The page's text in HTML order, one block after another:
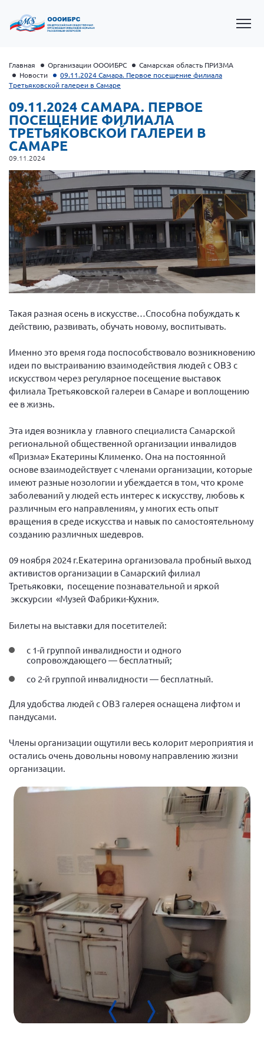
Президент Власов Я.В.
Первый вице-президент Кичигина Н. Ф.
Генеральный директор Матвиевская О.В.
Вице-президент Зрячева Н.В.
Вице-президент Шишлянников Ф.В.
Информационная служба
Отдел международных отношений
Вице-президент Черненко Д.Е.
Вице-президент Валюх М.В.
Вице-президент Чернова А.В.
Вице-президент Цикорин И.В.
Вице-президент Груба Л.В.
Конференция ОООИБРС 2026
Конференция ОООИБРС 2025
Экспертный совет ОООИБРС 2025
Конференция ОООИБРС 2024
Конференция ОООИБРС 2023
Конференция ОООИБРС 2022
Конференция ВСЭ 2021
Конференция ОООИБРС 2020
Документы съездов
Первый съезд
Второй съезд
Третий съезд
Четвертый съезд
Пятый съезд
Шестой съезд
ОФ «Фонд содействия больным рассеянным
склерозом»
Письма и официальные ответы
Нормативно-правовые документы
Методическая литература для НКО
Публичные отчеты
Исследования, аналитика, мнения
Всероссийская онлайн конференция
"Рассеянный склероз. XX лет работы
ОООИБРС" (25-29.08.2020)
Всероссийская конференция-тренинг
"Рассеянный склероз: новые реалии" (26-
29.05.2022)
Общероссийская РС
Главная Организации ОООИБРС
Самарская область ПРИЗМА
Новости
09.11.2024 Самара. Первое посещение филиала
Третьяковской галереи в Самаре
09.11.2024 САМАРА. ПЕРВОЕ
ПОСЕЩЕНИЕ ФИЛИАЛА
ТРЕТЬЯКОВСКОЙ ГАЛЕРЕИ В
САМАРЕ
09.11.2024
Такая разная осень в искусстве…Способна побуждать к
действию, развивать, обучать новому, воспитывать.
Именно это время года поспособствовало возникновению
идеи по выстраиванию взаимодействия людей с ОВЗ с
искусством через регулярное посещение выставок
филиала Третьяковской галереи в Самаре и воплощению
ее в жизнь.
Эта идея возникла у главного специалиста Самарской
региональной общественной организации инвалидов
«Призма» Екатерины Клименко. Она на постоянной
основе взаимодействует с членами организации, которые
имеют разные нозологии и убеждается в том, что кроме
заболеваний у людей есть интерес к искусству, любовь к
различным его направлениям, у многих есть опыт
вращения в среде искусства и навык по самостоятельному
созданию различных шедевров.
09 ноября 2024 г.Екатерина организовала пробный выход
активистов организации в Самарский филиал
Третьяковки, посещение познавательной и яркой
экскурсии «Музей Фабрики-Кухни».
Билеты на выставки для посетителей:
с 1-й группой инвалидности и одного
сопровождающего — бесплатный;
со 2-й группой инвалидности — бесплатный.
Для удобства людей с ОВЗ галерея оснащена лифтом и
пандусами.
Члены организации ощутили весь колорит мероприятия и
остались очень довольны новому направлению жизни
организации.